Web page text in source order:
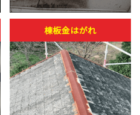
棟板金はがれ